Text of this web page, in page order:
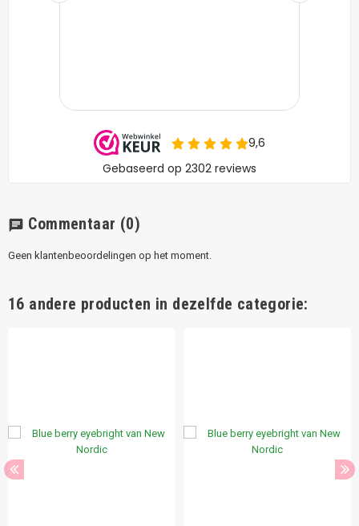
chat Commentaar (0)
Geen klantenbeoordelingen op het moment.
16 andere producten in dezelfde categorie: